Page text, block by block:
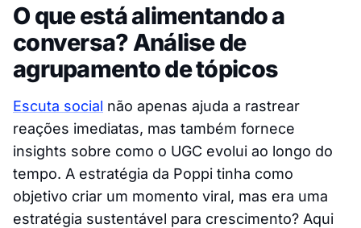
O que está alimentando a
conversa? Análise de
agrupamento de tópicos
Escuta social não apenas ajuda a rastrear
reações imediatas, mas também fornece
insights sobre como o UGC evolui ao longo do
tempo. A estratégia da Poppi tinha como
objetivo criar um momento viral, mas era uma
estratégia sustentável para crescimento? Aqui